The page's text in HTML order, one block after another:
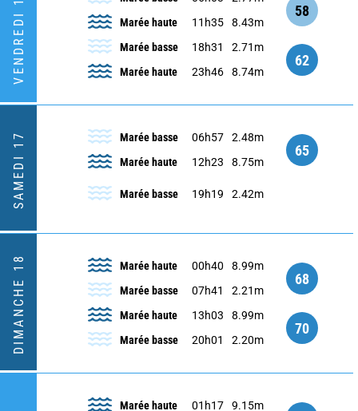
VENDREDI 16
Marée haute
11h35 8.43m
58
Marée basse 18h31
2.71m
Marée haute
23h46 8.74m
62
SAMEDI 17 Marée basse 06h57
2.48m
Marée haute
12h23 8.75m
65
Marée basse 19h19 2.42m
DIMANCHE 18 Marée haute 00h40
8.99m
Marée basse
07h41 2.21m
68
Marée haute 13h03
8.99m
Marée basse
20h01 2.20m
70
Marée haute 01h17
9.15m